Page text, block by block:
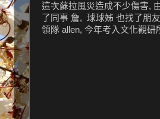
這次蘇拉風災造成不少傷害,
了同事 詹, 球球姊 也找了朋
領隊 allen, 今年考入文化觀